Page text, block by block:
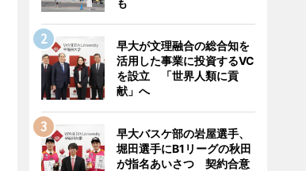
も
早大が文理融合の総合知を
活用した事業に投資するVC
を設立 「世界人類に貢
献」へ
早大バスケ部の岩屋選手、
堀田選手にB1リーグの秋田
が指名あいさつ 契約合意